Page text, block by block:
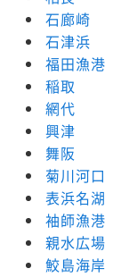
石廊崎
石津浜
福田漁港
稲取
網代
興津
舞阪
菊川河口
表浜名湖
袖師漁港
親水広場
鮫島海岸